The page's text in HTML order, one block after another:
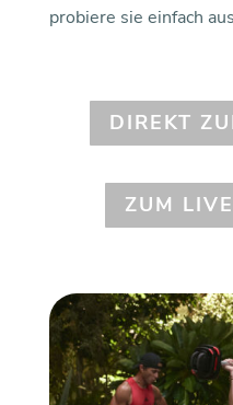
probiere sie einfach
DIREKT
ZUM